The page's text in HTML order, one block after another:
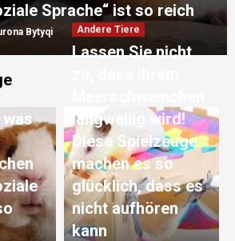
Sprache“ ist so reich
Bytyqi Andere Tiere
Lassen Sie nicht
langweilig wird!
Diese Spielzeuge
machen es so
glücklich, dass es
nicht aufhören
kann
Ihr Meerschweinchen an einer
Vergiftung leiden? Fünf
aufgedeckt
Tiere
wenn Ihr Meerschweinchen ein
Esser ist? Nährstoffreiche
rettet kleine Feinschmecker